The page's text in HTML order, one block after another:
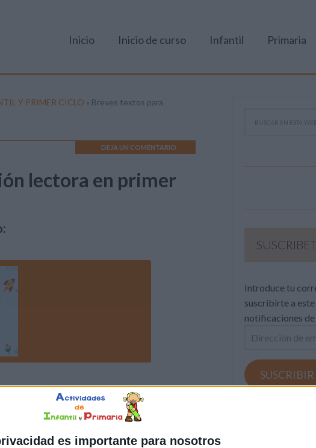
es importante para nosotros
Inicio Inicio de curso Infantil Primaria
Y PRIMER CICLO » Breves textos para
DEJA UN COMENTARIO
lectora en primer
Introduce tu
suscribirte a
notificaciones de
Dirección
email
SUSCRIBIR
Únete a otros